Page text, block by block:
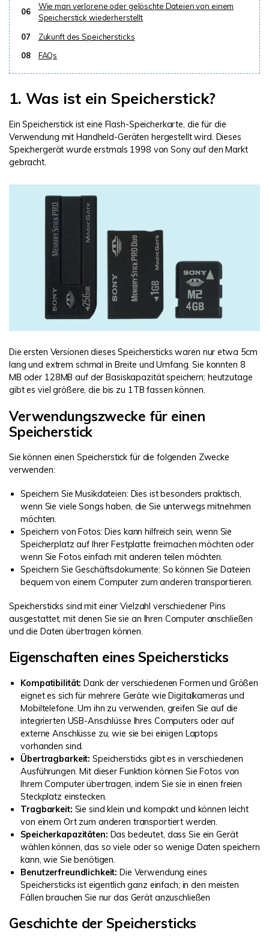
06
Wie man verlorene oder gelöschte Dateien von einem
Speicherstick wiederherstellt
07
Zukunft des Speichersticks
08
FAQs
1. Was ist ein Speicherstick?
Ein Speicherstick ist eine Flash-Speicherkarte, die für die
Verwendung mit Handheld-Geräten hergestellt wird. Dieses
Speichergerät wurde erstmals 1998 von Sony auf den Markt
gebracht.
Die ersten Versionen dieses Speichersticks waren nur etwa 5cm
lang und extrem schmal in Breite und Umfang. Sie konnten 8
MB oder 128MB auf der Basiskapazität speichern; heutzutage
gibt es viel größere, die bis zu 1TB fassen können.
Verwendungszwecke für einen
Speicherstick
Sie können einen Speicherstick für die folgenden Zwecke
verwenden:
Speichern Sie Musikdateien: Dies ist besonders praktisch,
wenn Sie viele Songs haben, die Sie unterwegs mitnehmen
möchten.
Speichern von Fotos: Dies kann hilfreich sein, wenn Sie
Speicherplatz auf Ihrer Festplatte freimachen möchten oder
wenn Sie Fotos einfach mit anderen teilen möchten.
Speichern Sie Geschäftsdokumente: So können Sie Dateien
bequem von einem Computer zum anderen transportieren.
Speichersticks sind mit einer Vielzahl verschiedener Pins
ausgestattet, mit denen Sie sie an Ihren Computer anschließen
und die Daten übertragen können.
Eigenschaften eines Speichersticks
Kompatibilität: Dank der verschiedenen Formen und Größen
eignet es sich für mehrere Geräte wie Digitalkameras und
Mobiltelefone. Um ihn zu verwenden, greifen Sie auf die
integrierten USB-Anschlüsse Ihres Computers oder auf
externe Anschlüsse zu, wie sie bei einigen Laptops
vorhanden sind.
Übertragbarkeit: Speichersticks gibt es in verschiedenen
Ausführungen. Mit dieser Funktion können Sie Fotos von
Ihrem Computer übertragen, indem Sie sie in einen freien
Steckplatz einstecken.
Tragbarkeit: Sie sind klein und kompakt und können leicht
von einem Ort zum anderen transportiert werden.
Speicherkapazitäten: Das bedeutet, dass Sie ein Gerät
wählen können, das so viele oder so wenige Daten speichern
kann, wie Sie benötigen.
Benutzerfreundlichkeit: Die Verwendung eines
Speichersticks ist eigentlich ganz einfach; in den meisten
Fällen brauchen Sie nur das Gerät anzuschließen
Geschichte der Speichersticks